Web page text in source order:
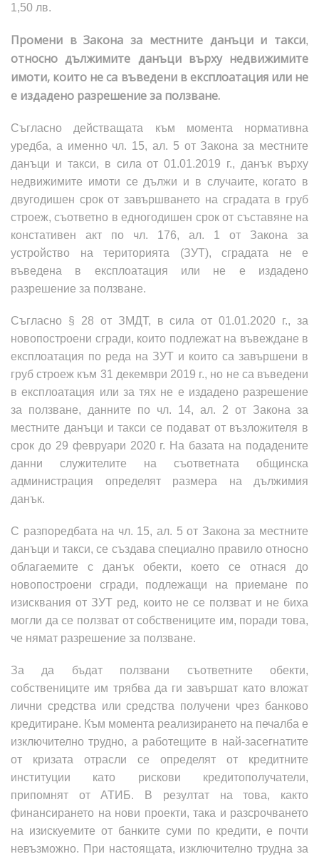
1,50 лв.
Промени в Закона за местните данъци и такси,
относно дължимите данъци върху недвижимите
имоти, които не са въведени в експлоатация или не
е издадено разрешение за ползване.
Съгласно действащата към момента нормативна
уредба, а именно чл. 15, ал. 5 от Закона за местните
данъци и такси, в сила от 01.01.2019 г., данък върху
недвижимите имоти се дължи и в случаите, когато в
двугодишен срок от завършването на сградата в груб
строеж, съответно в едногодишен срок от съставяне на
констативен акт по чл. 176, ал. 1 от Закона за
устройство на територията (ЗУТ), сградата не е
въведена в експлоатация или не е издадено
разрешение за ползване.
Съгласно § 28 от ЗМДТ, в сила от 01.01.2020 г., за
новопостроени сгради, които подлежат на въвеждане в
експлоатация по реда на ЗУТ и които са завършени в
груб строеж към 31 декември 2019 г., но не са въведени
в експлоатация или за тях не е издадено разрешение
за ползване, данните по чл. 14, ал. 2 от Закона за
местните данъци и такси се подават от възложителя в
срок до 29 февруари 2020 г. На базата на подадените
данни служителите на съответната общинска
администрация определят размера на дължимия
данък.
С разпоредбата на чл. 15, ал. 5 от Закона за местните
данъци и такси, се създава специално правило относно
облагаемите с данък обекти, което се отнася до
новопостроени сгради, подлежащи на приемане по
изисквания от ЗУТ ред, които не се ползват и не биха
могли да се ползват от собствениците им, поради това,
че нямат разрешение за ползване.
За да бъдат ползвани съответните обекти,
собствениците им трябва да ги завършат като вложат
лични средства или средства получени чрез банково
кредитиране. Към момента реализирането на печалба е
изключително трудно, а работещите в най-засегнатите
от кризата отрасли се определят от кредитните
институции като рискови кредитополучатели,
припомнят от АТИБ. В резултат на това, както
финансирането на нови проекти, така и разсрочването
на изискуемите от банките суми по кредити, е почти
невъзможно. При настоящата, изключително трудна за